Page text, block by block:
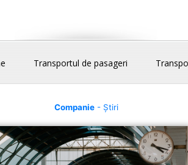
Transportul de pasageri
Companie- Știri